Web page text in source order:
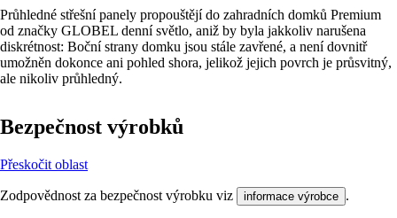
Průhledné střešní panely propouštějí do zahradních domků Premium
od značky GLOBEL denní světlo, aniž by byla jakkoliv narušena
diskrétnost: Boční strany domku jsou stále zavřené, a není dovnitř
umožněn dokonce ani pohled shora, jelikož jejich povrch je průsvitný,
ale nikoliv průhledný.
Bezpečnost výrobků
Přeskočit oblast
Zodpovědnost za bezpečnost výrobku viz informace výrobce .